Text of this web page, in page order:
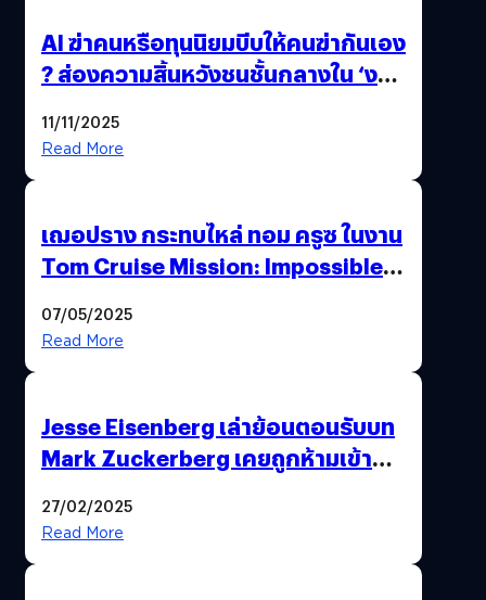
AI ฆ่าคนหรือทุนนิยมบีบให้คนฆ่ากันเอง
? ส่องความสิ้นหวังชนชั้นกลางใน ‘งาน
11/11/2025
Read More
เฌอปราง กระทบไหล่ ทอม ครูซ ในงาน
Tom Cruise Mission: Impossible –
Premiere
07/05/2025
Read More
Jesse Eisenberg เล่าย้อนตอนรับบท
Mark Zuckerberg เคยถูกห้ามเข้าพบ
27/02/2025
Read More